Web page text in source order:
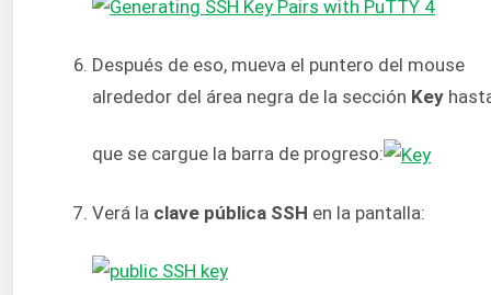
Después de eso, mueva el puntero del mouse
alrededor del área negra de la sección Key
que se cargue la barra de progreso:
Verá la clave pública SSH en la pantalla: